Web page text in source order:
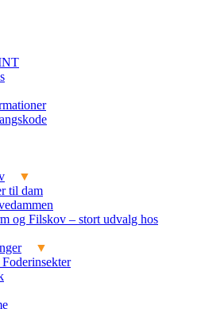
til dam
og Filskov – stort udvalg hos